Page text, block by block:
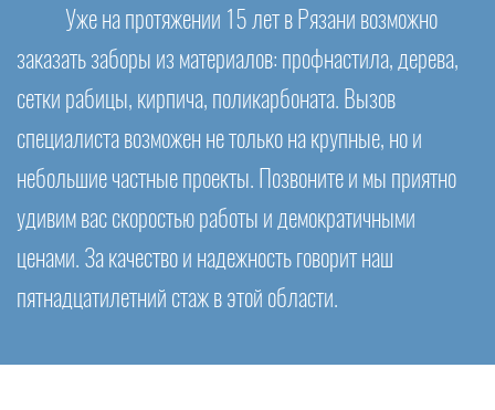
Уже на протяжении 15 лет в Рязани возможно
заказать заборы из материалов: профнастила, дерева,
сетки рабицы, кирпича, поликарбоната. Вызов
специалиста возможен не только на крупные, но и
небольшие частные проекты. Позвоните и мы приятно
удивим вас скоростью работы и демократичными
ценами. За качество и надежность говорит наш
пятнадцатилетний стаж в этой области.